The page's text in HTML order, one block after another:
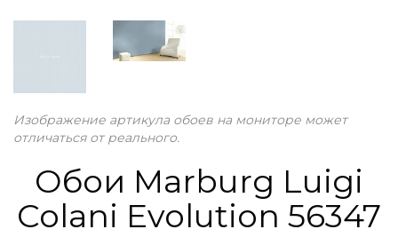
Изображение артикула обоев на мониторе может
отличаться от реального.
Обои Marburg Luigi
Colani Evolution 56347